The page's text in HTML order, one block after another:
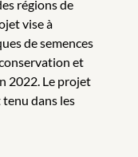
régions de
vise à
de semences
et
2022. Le projet
dans les